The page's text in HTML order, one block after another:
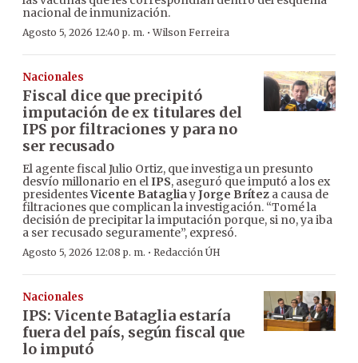
nacional de inmunización.
Agosto 5, 2026 12:40 p. m. ·Wilson Ferreira
Nacionales
Fiscal dice que precipitó
imputación de ex titulares del
IPS por filtraciones y para no
ser recusado
El agente fiscal Julio Ortiz, que investiga un presunto
desvío millonario en elIPS, aseguró que imputó a los ex
presidentesVicente BatagliayJorge Brítez a causa de
filtraciones que complican la investigación. “Tomé la
decisión de precipitar la imputación porque, si no, ya iba
a ser recusado seguramente”, expresó.
Agosto 5, 2026 12:08 p. m. · Redacción ÚH
Nacionales
IPS: Vicente Bataglia estaría
fuera del país, según fiscal que
lo imputó